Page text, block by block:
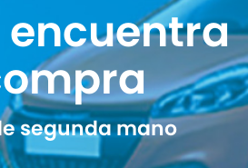
encuentra
segunda mano